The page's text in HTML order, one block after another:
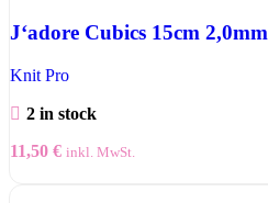
J‘adore Cubics 15cm 2,0mm
Knit Pro
2 in stock
11,50 € inkl. MwSt.